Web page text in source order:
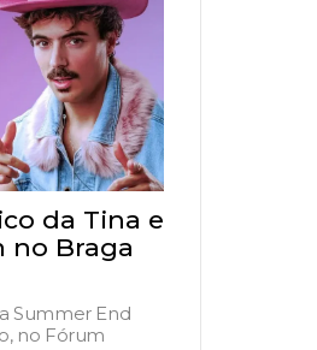
da Tina e
no Braga
Summer End
no Fórum